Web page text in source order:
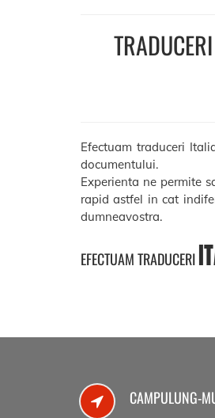
Efectuam traduceri
documentului.
Experienta ne permite
rapid astfel in cat
dumneavostra.
EFECTUAM TRADUCERI
CAMPULUNG-